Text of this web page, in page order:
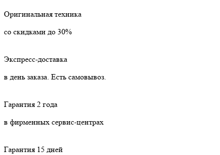
Оригинальная техника
со скидками до 30%
Экспресс-доставка
в день заказа. Есть самовывоз.
Гарантия 2 года
в фирменных сервис-центрах
Гарантия 15 дней